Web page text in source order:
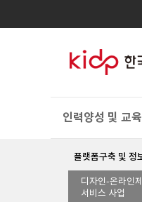
인력양성 및 교육
플랫폼구축 및 정
디자인-온라인
서비스 사업